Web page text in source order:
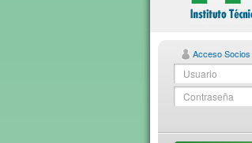
Acceso Socios